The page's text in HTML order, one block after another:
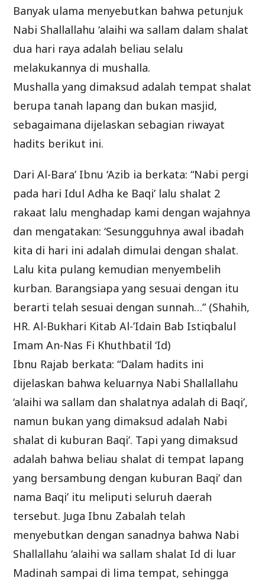
Banyak ulama menyebutkan bahwa petunjuk
Nabi Shallallahu ‘alaihi wa sallam dalam shalat
dua hari raya adalah beliau selalu
melakukannya di mushalla.
Mushalla yang dimaksud adalah tempat shalat
berupa tanah lapang dan bukan masjid,
sebagaimana dijelaskan sebagian riwayat
hadits berikut ini.
Dari Al-Bara’ Ibnu ‘Azib ia berkata: “Nabi pergi
pada hari Idul Adha ke Baqi’ lalu shalat 2
rakaat lalu menghadap kami dengan wajahnya
dan mengatakan: ‘Sesungguhnya awal ibadah
kita di hari ini adalah dimulai dengan shalat.
Lalu kita pulang kemudian menyembelih
kurban. Barangsiapa yang sesuai dengan itu
berarti telah sesuai dengan sunnah…” (Shahih,
HR. Al-Bukhari Kitab Al-’Idain Bab Istiqbalul
Imam An-Nas Fi Khuthbatil ‘Id)
Ibnu Rajab berkata: “Dalam hadits ini
dijelaskan bahwa keluarnya Nabi Shallallahu
‘alaihi wa sallam dan shalatnya adalah di Baqi’,
namun bukan yang dimaksud adalah Nabi
shalat di kuburan Baqi’. Tapi yang dimaksud
adalah bahwa beliau shalat di tempat lapang
yang bersambung dengan kuburan Baqi’ dan
nama Baqi’ itu meliputi seluruh daerah
tersebut. Juga Ibnu Zabalah telah
menyebutkan dengan sanadnya bahwa Nabi
Shallallahu ‘alaihi wa sallam shalat Id di luar
Madinah sampai di lima tempat, sehingga